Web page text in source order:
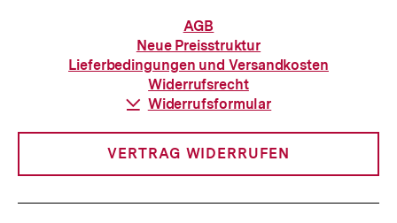
t
Informationen
zur
Bestellung
AGB
Neue Preisstruktur
Lieferbedingungen und Versandkosten
Widerrufsrecht
Download-
Widerrufsformular
VERTRAG WIDERRUFEN